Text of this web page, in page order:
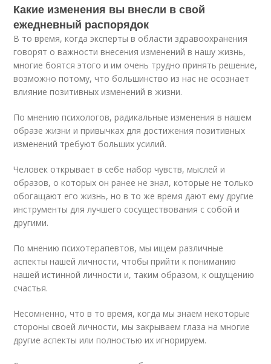
Какие изменения вы внесли в свой
ежедневный распорядок
В то время, когда эксперты в области здравоохранения
говорят о важности внесения изменений в нашу жизнь,
многие боятся этого и им очень трудно принять решение,
возможно потому, что большинство из нас не осознает
влияние позитивных изменений в жизни.
По мнению психологов, радикальные изменения в нашем
образе жизни и привычках для достижения позитивных
изменений требуют больших усилий.
Человек открывает в себе набор чувств, мыслей и
образов, о которых он ранее не знал, которые не только
обогащают его жизнь, но в то же время дают ему другие
инструменты для лучшего сосуществования с собой и
другими.
По мнению психотерапевтов, мы ищем различные
аспекты нашей личности, чтобы прийти к пониманию
нашей истинной личности и, таким образом, к ощущению
счастья.
Несомненно, что в то время, когда мы знаем некоторые
стороны своей личности, мы закрываем глаза на многие
другие аспекты или полностью их игнорируем.